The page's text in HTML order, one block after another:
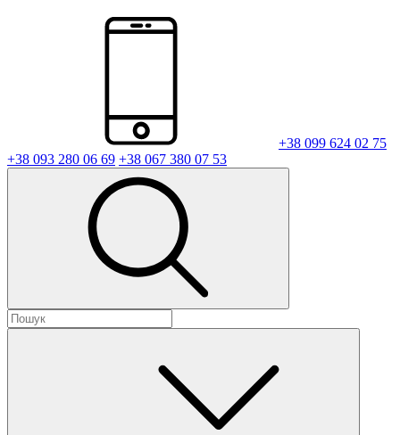
+38 099 624 02 75
+38 093 280 06 69 +38 067 380 07 53